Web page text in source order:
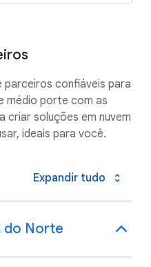
parceiros confiáveis para
médio porte com as
criar soluções em nuvem
ideais para você.
Expandir tudo
do Norte